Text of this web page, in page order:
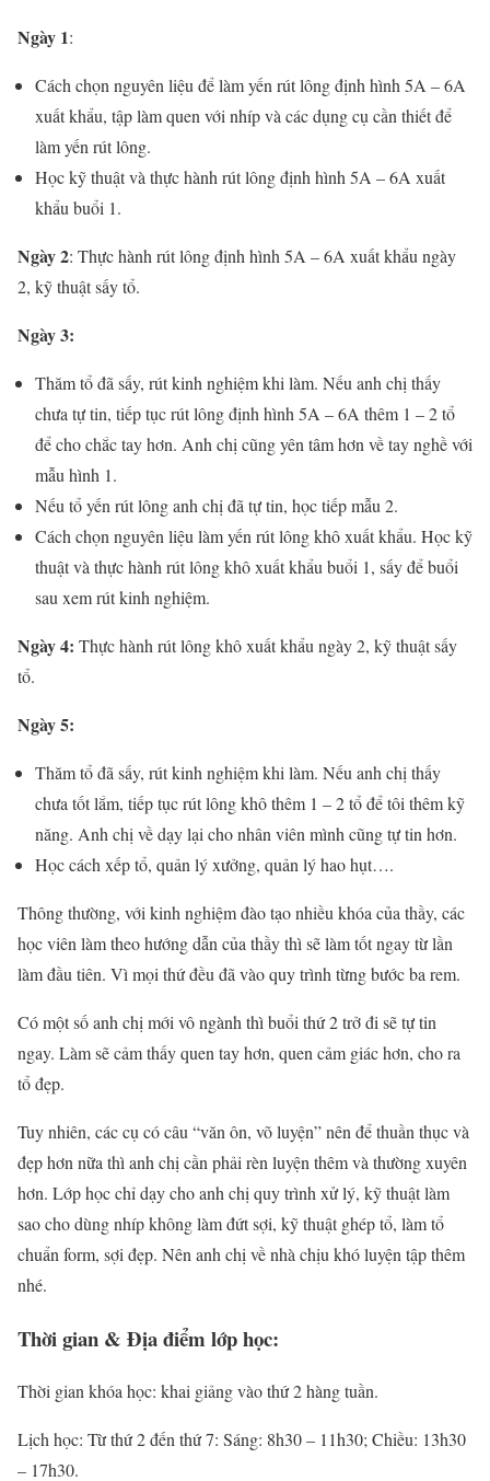
Ngày 1:
Cách chọn nguyên liệu để làm yến rút lông định hình 5A – 6A
xuất khẩu, tập làm quen với nhíp và các dụng cụ cần thiết để
làm yến rút lông.
Học kỹ thuật và thực hành rút lông định hình 5A – 6A xuất
khẩu buổi 1.
Ngày 2: Thực hành rút lông định hình 5A – 6A xuất khẩu ngày
2, kỹ thuật sấy tổ.
Ngày 3:
Thăm tổ đã sấy, rút kinh nghiệm khi làm. Nếu anh chị thấy
chưa tự tin, tiếp tục rút lông định hình 5A – 6A thêm 1 – 2 tổ
để cho chắc tay hơn. Anh chị cũng yên tâm hơn về tay nghề với
mẫu hình 1.
Nếu tổ yến rút lông anh chị đã tự tin, học tiếp mẫu 2.
Cách chọn nguyên liệu làm yến rút lông khô xuất khẩu. Học kỹ
thuật và thực hành rút lông khô xuất khẩu buổi 1, sấy để buổi
sau xem rút kinh nghiệm.
Ngày 4: Thực hành rút lông khô xuất khẩu ngày 2, kỹ thuật sấy
tổ.
Ngày 5:
Thăm tổ đã sấy, rút kinh nghiệm khi làm. Nếu anh chị thấy
chưa tốt lắm, tiếp tục rút lông khô thêm 1 – 2 tổ để tôi thêm kỹ
năng. Anh chị về dạy lại cho nhân viên mình cũng tự tin hơn.
Học cách xếp tổ, quản lý xưởng, quản lý hao hụt….
Thông thường, với kinh nghiệm đào tạo nhiều khóa của thầy, các
học viên làm theo hướng dẫn của thầy thì sẽ làm tốt ngay từ lần
làm đầu tiên. Vì mọi thứ đều đã vào quy trình từng bước ba rem.
Có một số anh chị mới vô ngành thì buổi thứ 2 trở đi sẽ tự tin
ngay. Làm sẽ cảm thấy quen tay hơn, quen cảm giác hơn, cho ra
tổ đẹp.
Tuy nhiên, các cụ có câu “văn ôn, võ luyện” nên để thuần thục và
đẹp hơn nữa thì anh chị cần phải rèn luyện thêm và thường xuyên
hơn. Lớp học chỉ dạy cho anh chị quy trình xử lý, kỹ thuật làm
sao cho dùng nhíp không làm đứt sợi, kỹ thuật ghép tổ, làm tổ
chuẩn form, sợi đẹp. Nên anh chị về nhà chịu khó luyện tập thêm
nhé.
Thời gian & Địa điểm lớp học:
Thời gian khóa học: khai giảng vào thứ 2 hàng tuần.
Lịch học: Từ thứ 2 đến thứ 7: Sáng: 8h30 – 11h30; Chiều: 13h30
– 17h30.